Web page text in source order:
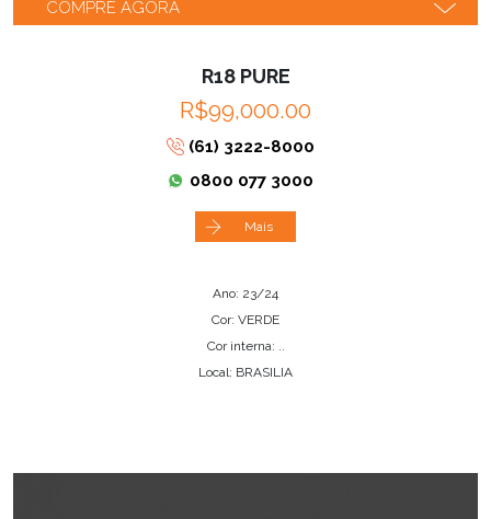
COMPRE AGORA
R18 PURE
R$99,000.00
(61) 3222-8000
0800 077 3000
Mais
Ano: 23/24
Cor: VERDE
Cor interna: ..
Local: BRASILIA